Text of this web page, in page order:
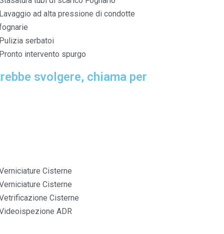
Lavaggio ad alta pressione di condotte
Pulizia serbatoi
Pronto intervento spurgo
svolgere, chiama per
Cisterne
Cisterne
Cisterne
ADR